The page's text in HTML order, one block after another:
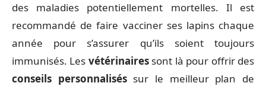
des maladies potentiellement mortelles. Il est
recommandé de faire vacciner ses lapins chaque
année pour s’assurer qu’ils soient toujours
immunisés. Les vétérinairessont là pour offrir des
conseils personnaliséssur le meilleur plan de